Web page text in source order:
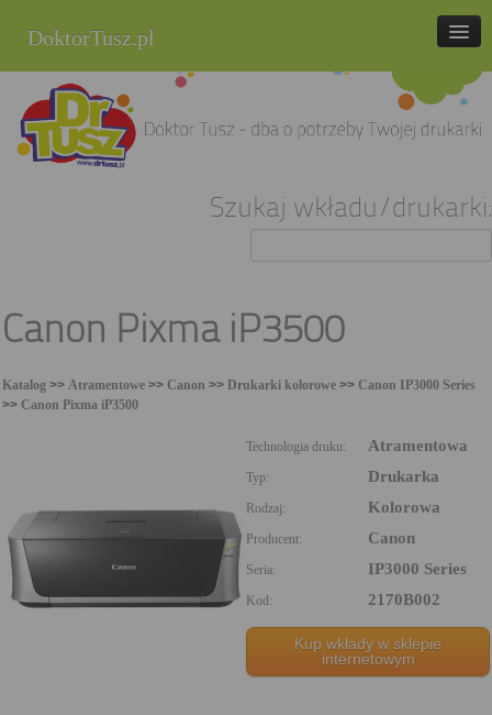
DoktorTusz.pl
tel. 857 337 337
Strona główna
Sklep internetowy
Szukaj wkładu/drukarki:
Canon Pixma iP3500
Katalog >> Atramentowe >> Canon >> Drukarki kolorowe >> Canon IP3000 Series
>> Canon Pixma iP3500
Technologia druku: Atramentowa
Typ: Drukarka
Rodzaj: Kolorowa
Producent: Canon
Seria: IP3000 Series
Kod: 2170B002
Kup wkłady w sklepie
internetowym